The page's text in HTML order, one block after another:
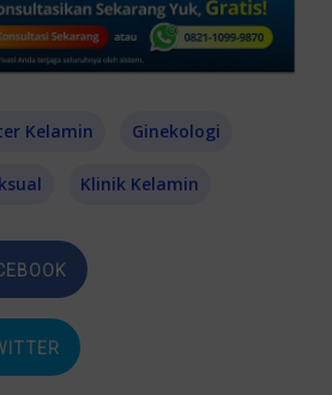
Kelamin Ginekologi
Klinik Kelamin